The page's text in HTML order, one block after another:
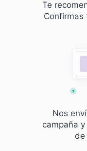
Te
Confirmas
Nos
campaña
de